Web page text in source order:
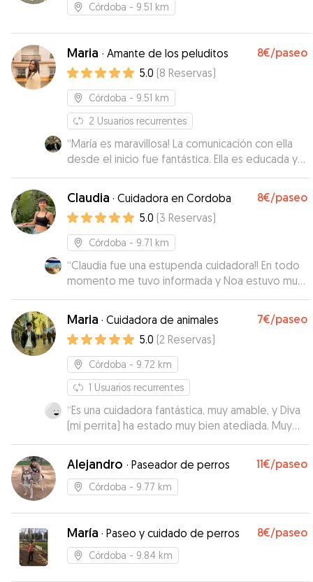
Córdoba - 9.51 km
Maria · Amante de los peluditos 8€/paseo
5.0 (8 Reservas)
Córdoba - 9.51 km
2 Usuarios recurrentes
“María es maravillosa! La comunicación con ella
desde el inicio fue fantástica. Ella es educada y
muy agradable, te hace sentir enseguida que es
una persona de confianza. Y así es, nuestro Leo
ya está enamorado de ella, es su nueva tita.
Gracias María por enviarme fotos de Leo e ir
diciéndome cómo estaba cada cierto tiempo.
Super, super RECOMENDABLE ❤️
Claudia · Cuidadora en Cordoba 8€/paseo
5.0 (3 Reservas)
Córdoba - 9.71 km
“Claudia fue una estupenda cuidadora!! En todo
momento me tuvo informada y Noa estuvo muy
muy bien cuidada por ella. Totalmente
recomendable!!
Maria · Cuidadora de animales 7€/paseo
5.0 (2 Reservas)
Córdoba - 9.72 km
1 Usuarios recurrentes
“Es una cuidadora fantástica, muy amable, y Diva
(mi perrita) ha estado muy bien atediada. Muy
recomendable.Gracias María”
Alejandro · Paseador de perros 11€/paseo
Córdoba - 9.77 km
María · Paseo y cuidado de perros 8€/paseo
Córdoba - 9.84 km